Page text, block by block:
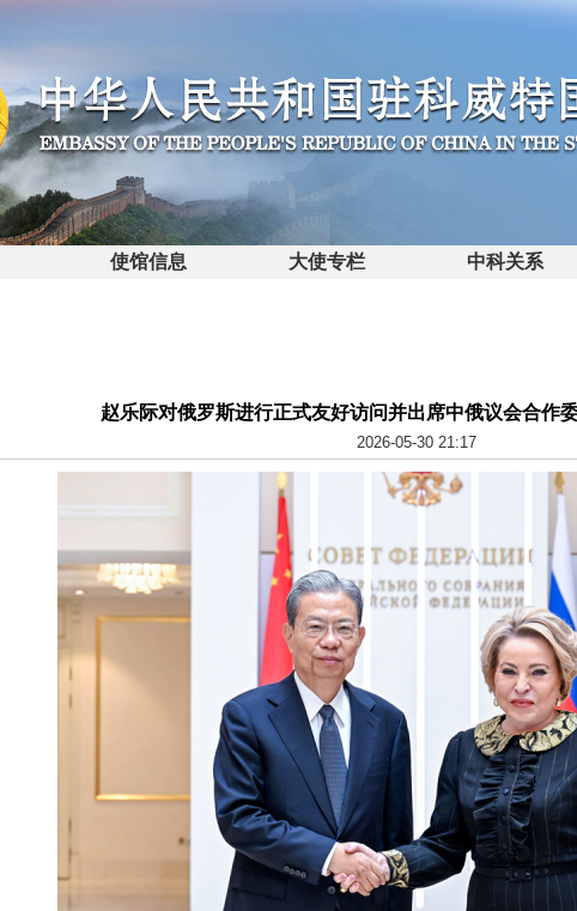
使馆信息 大使专栏 中科关系
赵乐际对俄罗斯进行正式友好访问并出席中俄议会合作
2026-05-30 21:17